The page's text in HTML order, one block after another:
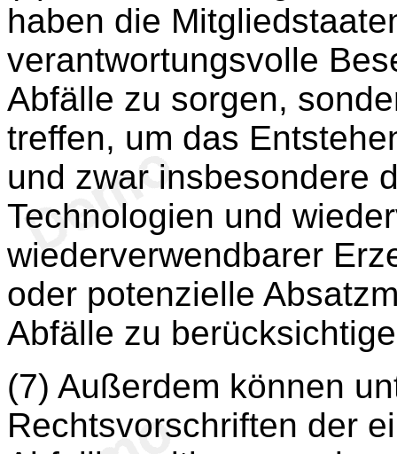
haben die
verantwortungsvolle
Abfälle zu sorgen,
treffen, um das
und zwar insbesondere
Technologien und
wiederverwendbarer
oder potenzielle
Abfälle zu
(7) Außerdem können
Rechtsvorschriften der